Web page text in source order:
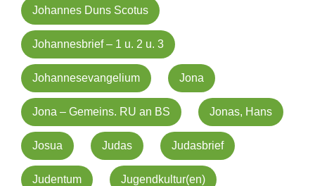
Johannes Duns Scotus
Johannesbrief – 1 u. 2 u. 3
Johannesevangelium Jona
Jona – Gemeins. RU an BS Jonas, Hans
Josua Judas Judasbrief
Judentum Jugendkultur(en)